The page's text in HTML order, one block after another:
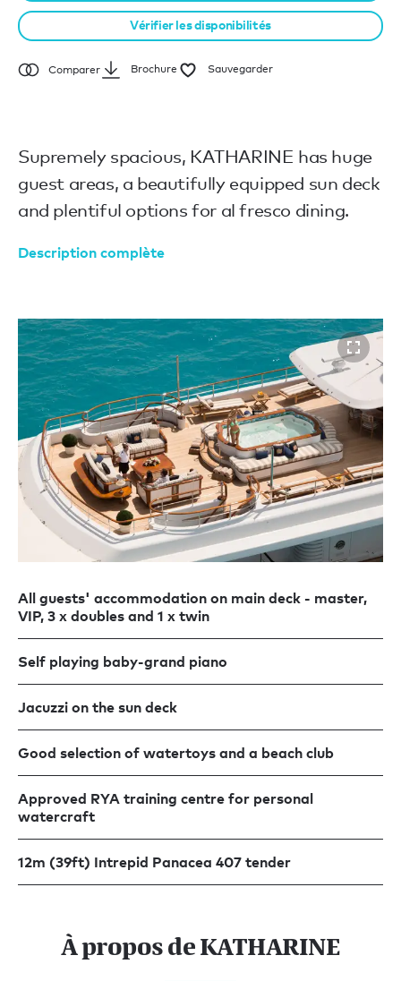
Vérifier les disponibilités
Comparer Brochure Sauvegarder
Supremely spacious, KATHARINE has huge
guest areas, a beautifully equipped sun deck
and plentiful options for al fresco dining.
Description complète
All guests' accommodation on main deck - master,
VIP, 3 x doubles and 1 x twin
Self playing baby-grand piano
Jacuzzi on the sun deck
Good selection of watertoys and a beach club
Approved RYA training centre for personal
watercraft
12m (39ft) Intrepid Panacea 407 tender
À propos de KATHARINE